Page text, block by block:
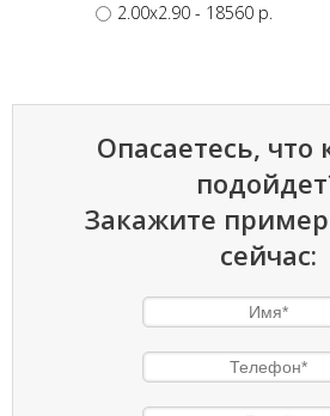
2.00x2.90 - 18560 p.
Опасаетесь, что
Закажите
сейчас: